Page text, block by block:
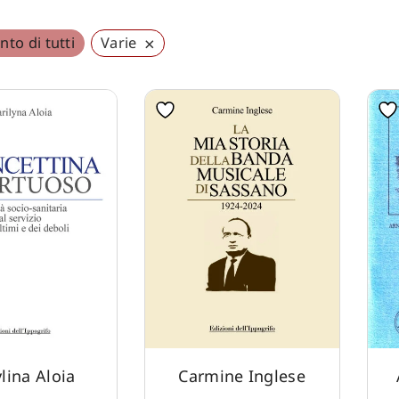
di tutti Varie ×
Aloia Carmine Inglese